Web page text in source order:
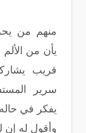
منهم من
يأن من
قريب
سرير
يفكر في
وأقول له